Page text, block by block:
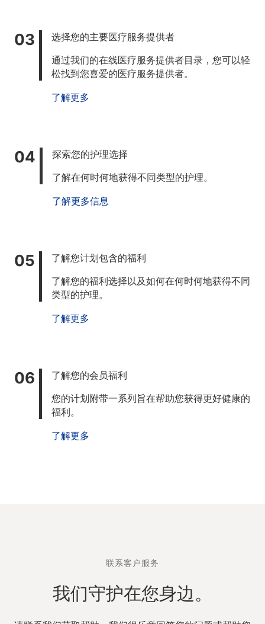
选择您的主要医疗服务提供者
通过我们的在线医疗服务提供者目录，您可以轻
松找到您喜爱的医疗服务提供者。
了解更多
探索您的护理选择
了解在何时何地获得不同类型的护理。
了解更多信息
了解您计划包含的福利
了解您的福利选择以及如何在何时何地获得不同
类型的护理。
了解更多
了解您的会员福利
您的计划附带一系列旨在帮助您获得更好健康的
福利。
了解更多
联系客户服务
我们守护在您身边。